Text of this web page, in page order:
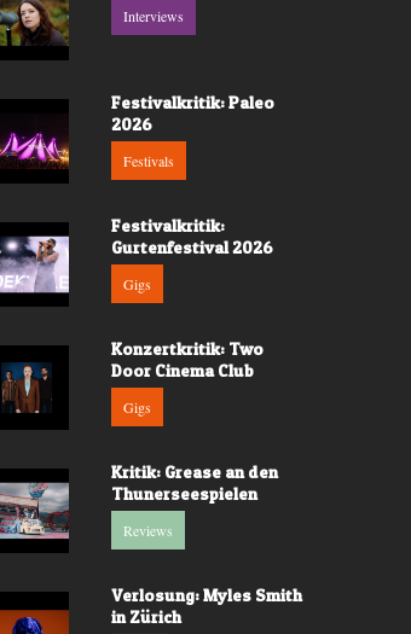
Interviews
Festivalkritik: Paleo
2026
Festivals
Festivalkritik:
Gurtenfestival 2026
Gigs
Konzertkritik: Two
Door Cinema Club
Gigs
Kritik: Grease an den
Thunerseespielen
Reviews
Verlosung: Myles Smith
in Zürich